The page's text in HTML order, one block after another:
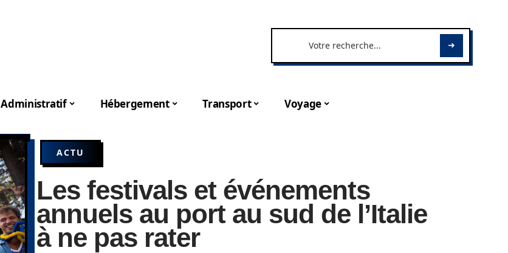
Administratif Hébergement Transport Voyage
ACTU
Les festivals et événements
annuels au port au sud de l’Italie
à ne pas rater